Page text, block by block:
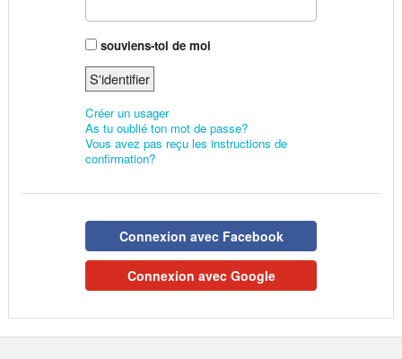
souviens-toi de moi
Créer un usager
As tu oublié ton mot de passe?
Vous avez pas reçu les instructions de
confirmation?
Connexion avec Facebook
Connexion avec Google